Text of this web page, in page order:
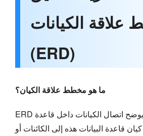
علاقة الكيانات
(ERD)
ما هو مخطط علاقة الكيان؟
ERD هو نموذج مرئي يوضح اتصال الكيانات داخل قاعدة
قاعدة البيانات هذه إلى الكائنات أو